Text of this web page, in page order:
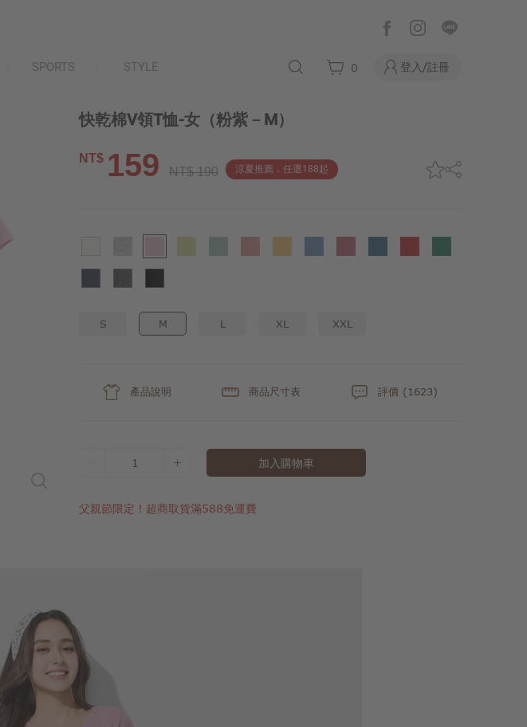
SPORTS STYLE 0 登入/註冊
快乾棉V領T恤-女 （粉紫－M）
NT$ 159 NT$ 190 涼夏推薦．任選188起
S M L XL XXL
產品說明 商品尺寸表 評價 (1623)
1 加入購物車
父親節限定！超商取貨滿588免運費